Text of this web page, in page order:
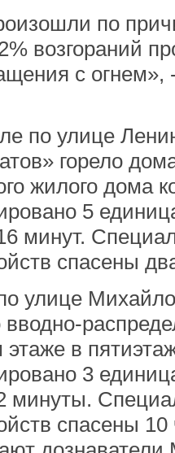
по
возгораний
с
по улице
горело
жилого дома
5
минут.
спасены
улице
вводно-
этаже в
3
минуты.
спасены 10